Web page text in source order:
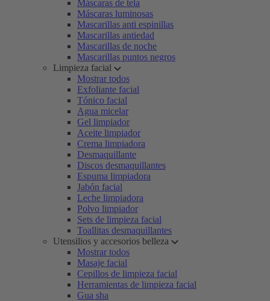
Máscaras de tela
Máscaras luminosas
Mascarillas anti espinillas
Mascarillas antiedad
Mascarillas de noche
Mascarillas puntos negros
Limpieza facial
Mostrar todos
Exfoliante facial
Tónico facial
Agua micelar
Gel limpiador
Aceite limpiador
Crema limpiadora
Desmaquillante
Discos desmaquillantes
Espuma limpiadora
Jabón facial
Leche limpiadora
Polvo limpiador
Sets de limpieza facial
Toallitas desmaquillantes
Utensilios y accesorios belleza
Mostrar todos
Masaje facial
Cepillos de limpieza facial
Herramientas de limpieza facial
Gua sha